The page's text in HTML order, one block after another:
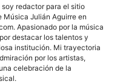
redactor para el sitio
Julián Aguirre en
Apasionado por la música
destacar los talentos y
institución. Mi trayectoria
por los artistas,
celebración de la